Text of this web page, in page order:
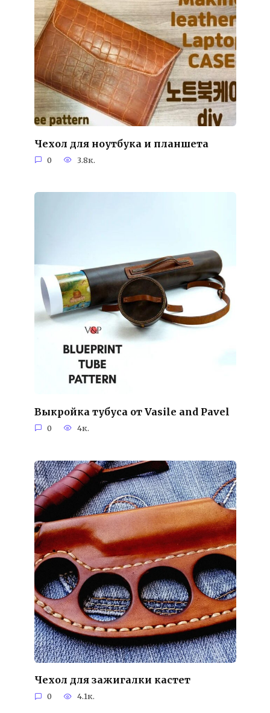
Чехол для ноутбука и планшета
0 3.8к.
Выкройка тубуса от Vasile and Pavel
0 4к.
Чехол для зажигалки кастет
0 4.1к.